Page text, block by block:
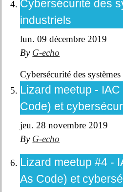
Cybersécurité des
industriels
lun. 09 décembre 2019
By G-echo
Cybersécurité des
Lizard meetup -
Code) et
jeu. 28 novembre 2019
By G-echo
Lizard meetup #4 -
As Code) et